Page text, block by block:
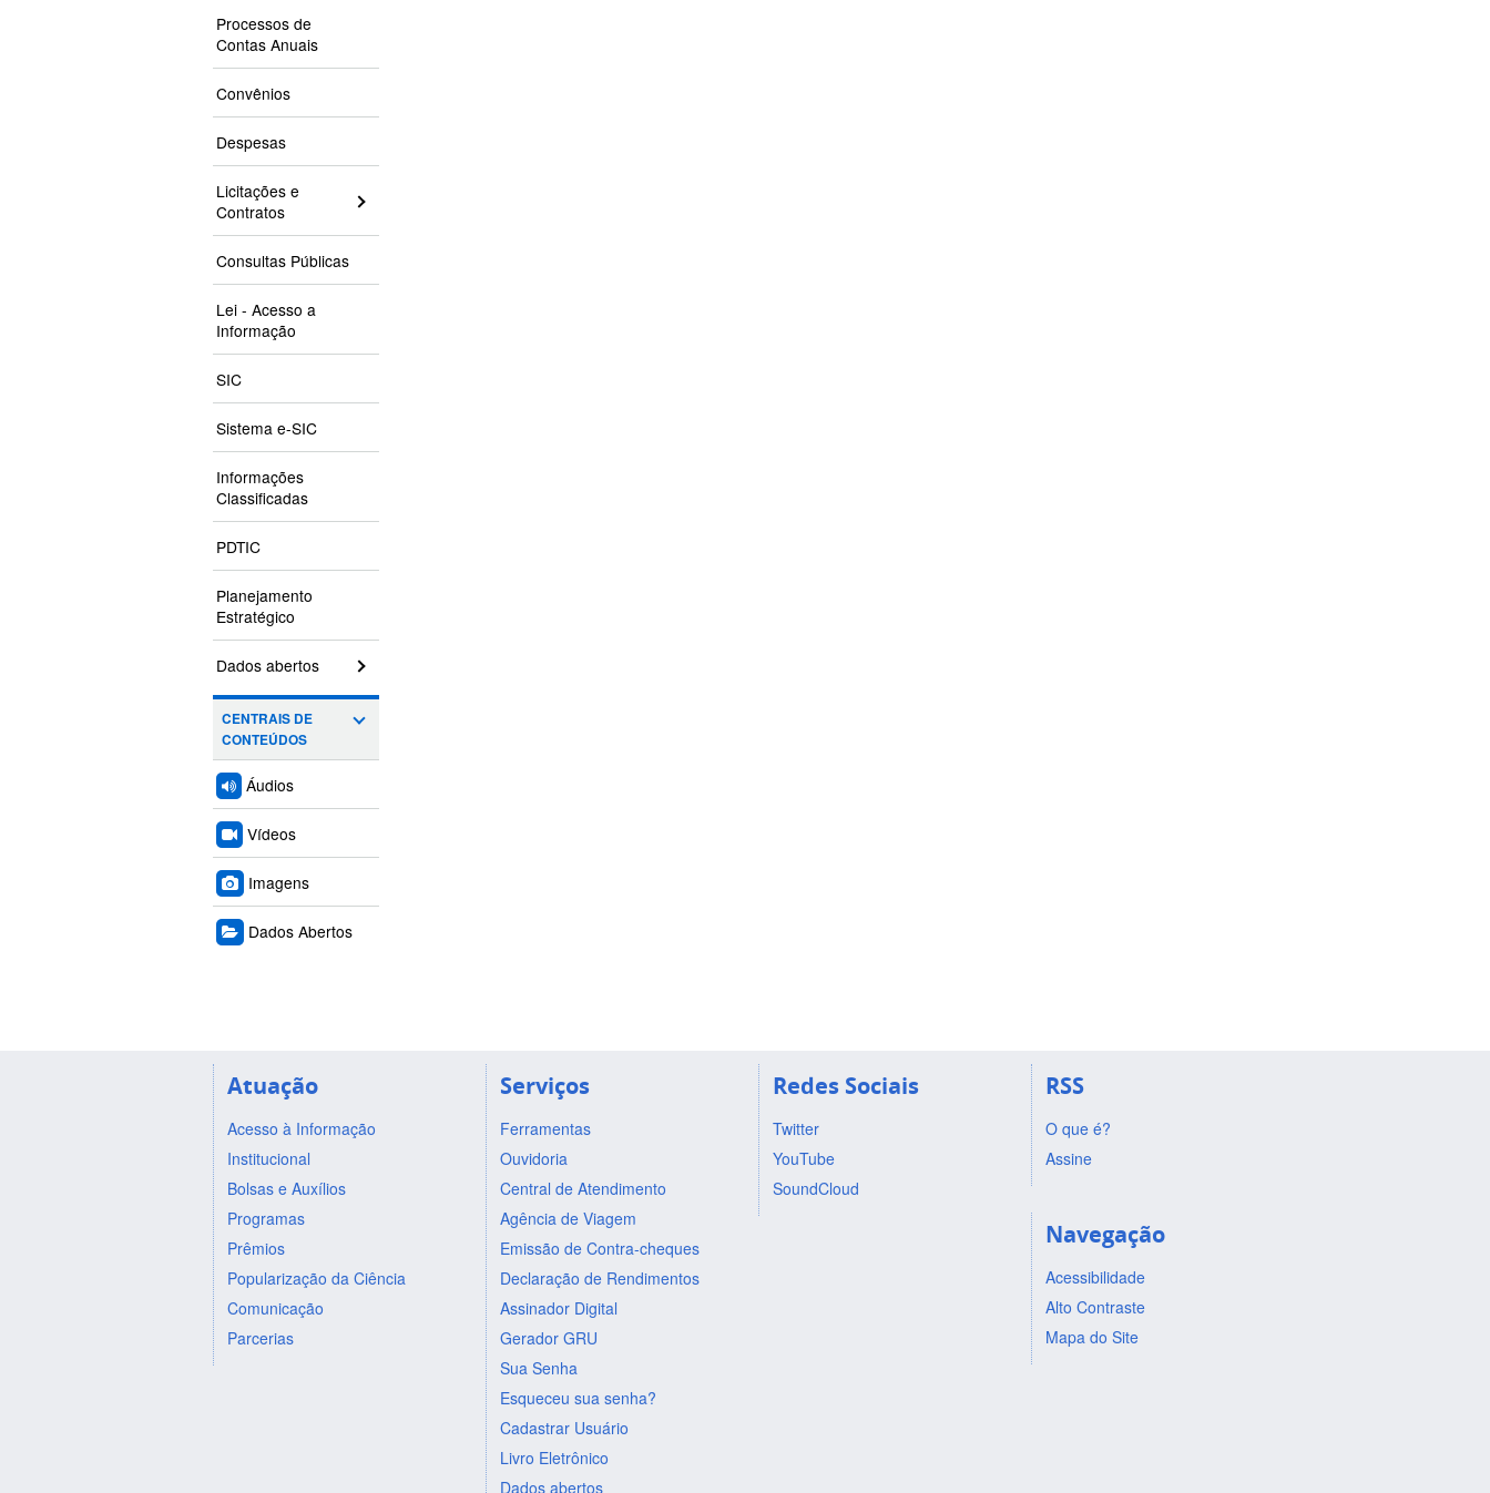
Processos de
Contas Anuais
Convênios
Despesas
Licitações e
Contratos
Consultas Públicas
Lei - Acesso a
Informação
SIC
Sistema e-SIC
Informações
Classificadas
PDTIC
Planejamento
Estratégico
Dados abertos
CENTRAIS DE
CONTEÚDOS
Áudios
Vídeos
Imagens
Dados Abertos
Atuação
Acesso à Informação
Institucional
Bolsas e Auxílios
Programas
Prêmios
Popularização da Ciência
Comunicação
Parcerias
Serviços
Ferramentas
Ouvidoria
Central de Atendimento
Agência de Viagem
Emissão de Contra-cheques
Declaração de Rendimentos
Assinador Digital
Gerador GRU
Sua Senha
Esqueceu sua senha?
Cadastrar Usuário
Livro Eletrônico
Dados abertos
Redes Sociais
Twitter
YouTube
SoundCloud
RSS
O que é?
Assine
Navegação
Acessibilidade
Alto Contraste
Mapa do Site